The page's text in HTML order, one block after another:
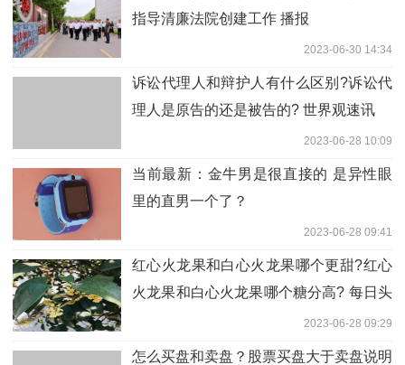
指导清廉法院创建工作 播报
2023-06-30 14:34
诉讼代理人和辩护人有什么区别?诉讼代
理人是原告的还是被告的? 世界观速讯
2023-06-28 10:09
当前最新：金牛男是很直接的 是异性眼
里的直男一个了？
2023-06-28 09:41
红心火龙果和白心火龙果哪个更甜?红心
火龙果和白心火龙果哪个糖分高? 每日头
2023-06-28 09:29
怎么买盘和卖盘？股票买盘大于卖盘说明